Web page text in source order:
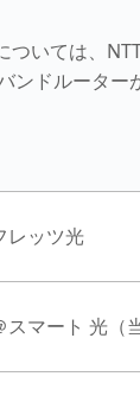
いては、
ドルーター
レッツ光
スマート 光（